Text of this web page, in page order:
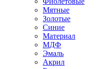
Мятные
Золотые
Синие
Материал
МДФ
Эмаль
Акрил